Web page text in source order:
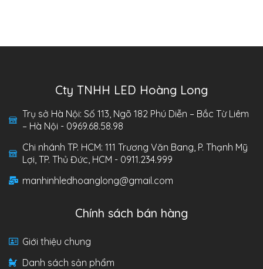
Cty TNHH LED Hoàng Long
Trụ sở Hà Nội: Số 113, Ngõ 182 Phú Diễn – Bắc Từ Liêm
– Hà Nội - 0969.68.58.98
Chi nhánh TP. HCM: 111 Trương Văn Bang, P. Thạnh Mỹ
Lợi, TP. Thủ Đức, HCM - 0911.234.999
manhinhledhoanglong@gmail.com
Chính sách bán hàng
Giới thiệu chung
Danh sách sản phẩm